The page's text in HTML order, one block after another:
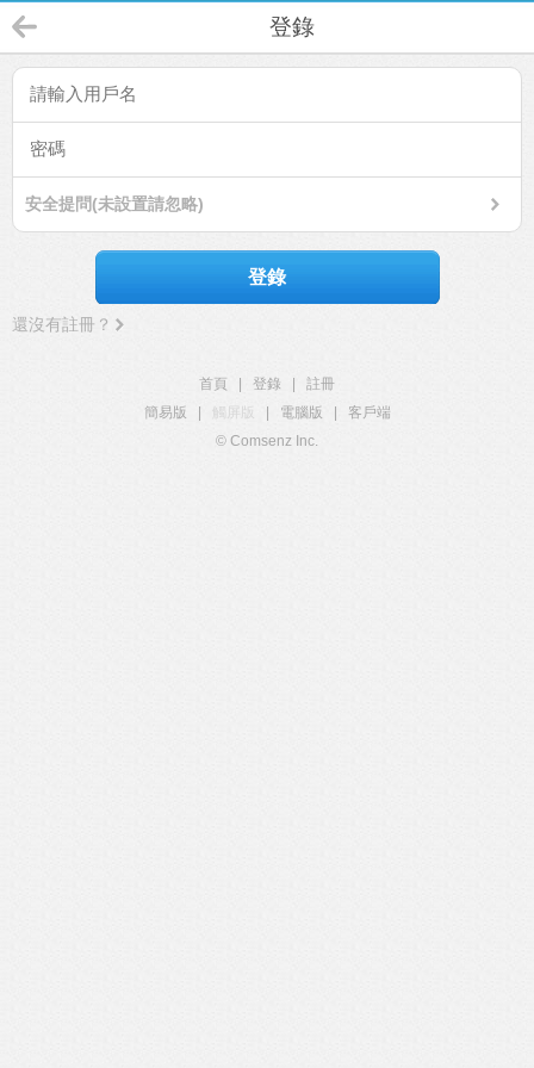
登錄
安全提問(未設置請忽略)
登錄
還沒有註冊？
首頁 登錄
註冊
簡易版
觸屏版 電腦版
客戶端
© Comsenz Inc.